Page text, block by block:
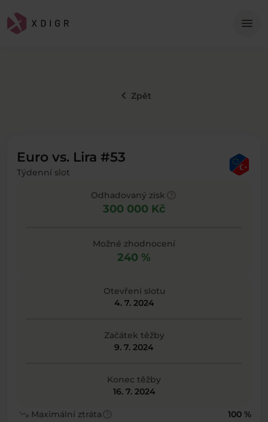
menu
keyboard_arrow_left Zpět
Euro vs. Lira #53
Týdenní slot
Odhadovaný zisk
300 000 Kč
Možné zhodnocení
240 %
Otevření slotu
4. 7. 2024
Začátek těžby
9. 7. 2024
Konec těžby
16. 7. 2024
trending_down Maximální ztrátahelp 100 %